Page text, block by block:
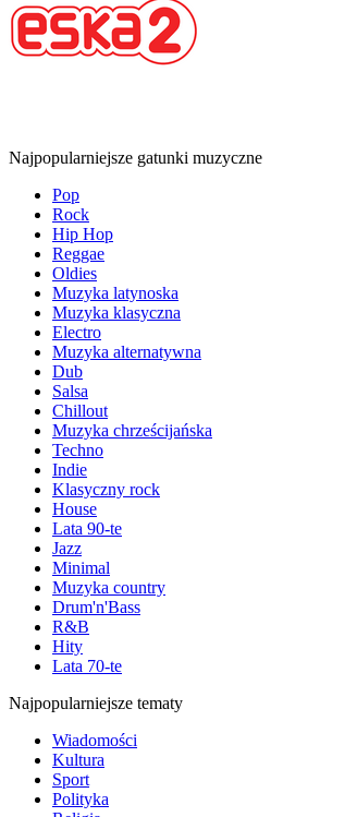
Najpopularniejsze gatunki muzyczne
Pop
Rock
Hip Hop
Reggae
Oldies
Muzyka latynoska
Muzyka klasyczna
Electro
Muzyka alternatywna
Dub
Salsa
Chillout
Muzyka chrześcijańska
Techno
Indie
Klasyczny rock
House
Lata 90-te
Jazz
Minimal
Muzyka country
Drum'n'Bass
R&B
Hity
Lata 70-te
Najpopularniejsze tematy
Wiadomości
Kultura
Sport
Polityka